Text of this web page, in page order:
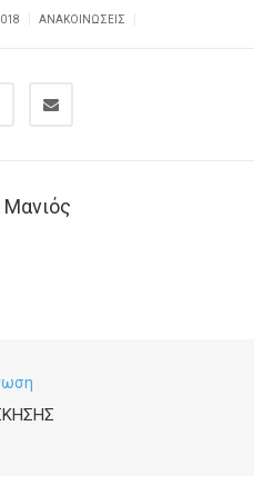
ΑΝΑΚΟΙΝΏΣΕΙΣ